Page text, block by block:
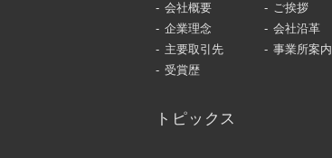
会社概要
ご挨拶
企業理念
会社沿革
主要取引先
事業所案内
受賞歴
トピックス